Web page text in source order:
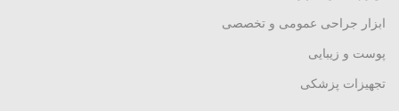
ابزار جراحی عمومی و تخصصی
پوست و زیبایی
تجهیزات پزشکی